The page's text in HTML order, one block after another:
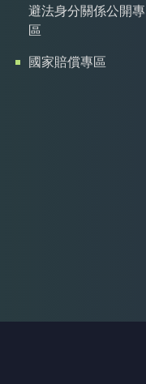
避法身分關係公開專
區
國家賠償專區